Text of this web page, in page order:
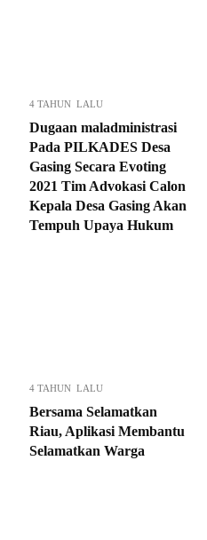
4 TAHUN LALU
Dugaan maladministrasi
Pada PILKADES Desa
Gasing Secara Evoting
2021 Tim Advokasi Calon
Kepala Desa Gasing Akan
Tempuh Upaya Hukum
4 TAHUN LALU
Bersama Selamatkan
Riau, Aplikasi Membantu
Selamatkan Warga